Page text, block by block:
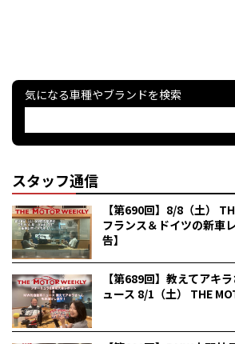
気になる車種やブランドを検索
スタッフ通信
【第690回】8/8（土）
フランス＆ドイツの新車
告】
【第689回】教えてアキ
ュース 8/1（土） THE